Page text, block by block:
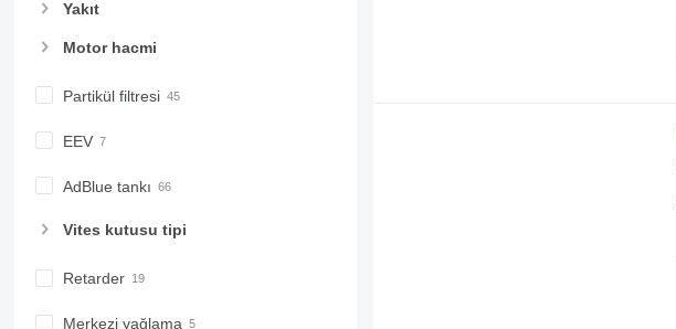
Yakıt
Motor hacmi
Partikül filtresi
EEV
AdBlue tankı
Vites kutusu tipi
Retarder
Merkezi yağlama